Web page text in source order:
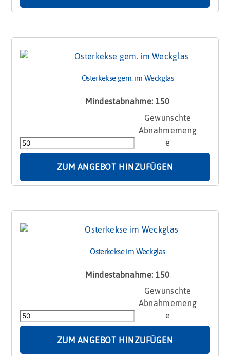
Osterkekse gem. im Weckglas
Mindestabnahme: 150
im
Weckglas
ZUM ANGEBOT HINZUFÜGEN
Osterkekse im Weckglas
Mindestabnahme: 150
Weckglas
Menge
ZUM ANGEBOT HINZUFÜGEN